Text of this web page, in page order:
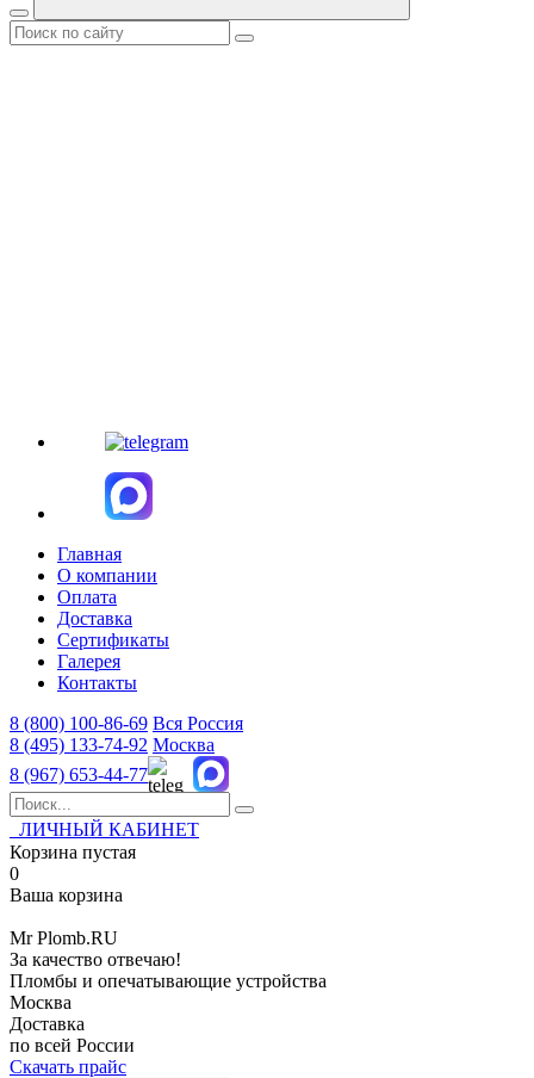
Главная
О компании
Оплата
Доставка
Сертификаты
Галерея
Контакты
8 (800) 100-86-69 Вся Россия
8 (495) 133-74-92 Москва
8 (967) 653-44-77
ЛИЧНЫЙ КАБИНЕТ
Корзина пустая
0
Ваша корзина
MrPlomb.RU
За качество отвечаю!
Пломбы и опечатывающие устройства
Москва
Доставка
по всей России
Скачать прайс